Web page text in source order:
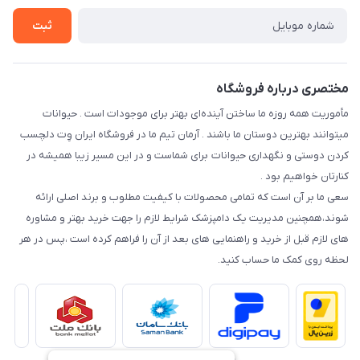
شرایط ارسال رایگان
ثبت
مختصری درباره فروشگاه
مأموریت همه روزه ما ساختن آینده‌ای بهتر برای موجودات است . حیوانات
میتوانند بهترین دوستان ما باشند . آرمان تیم ما در فروشگاه ایران وِت دلچسب
کردن دوستی و نگهداری حیوانات برای شماست و در این مسیر زیبا همیشه در
کنارتان خواهیم بود .
سعی ما بر آن است که تمامی محصولات با کیفیت مطلوب و برند اصلی ارائه
شوند،همچنین مدیریت یک دامپزشک شرایط لازم را جهت خرید بهتر و مشاوره
های لازم قبل از خرید و راهنمایی های بعد از آن را فراهم کرده است ،پس در هر
لحظه روی کمک ما حساب کنید.